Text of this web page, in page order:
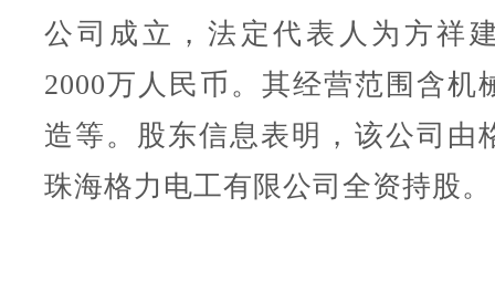
公司成立，法定代表人为方祥
2000万人民币。其经营范围含机
造等。股东信息表明，该公司由
珠海格力电工有限公司全资持股。